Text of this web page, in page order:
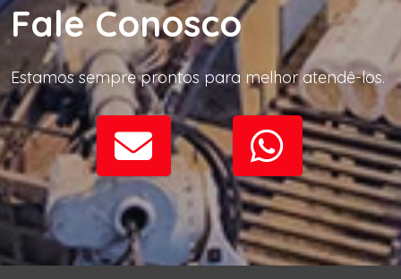
Fale Conosco
Estamos sempre prontos para melhor atendê-los.